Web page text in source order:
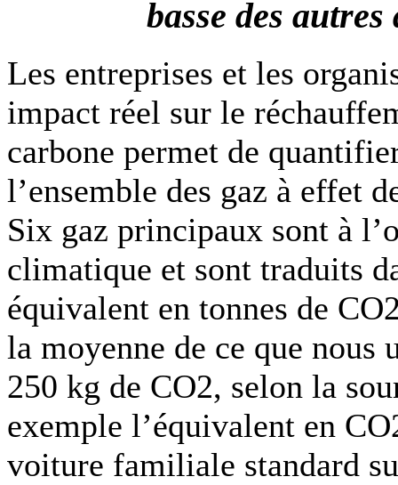
basse des
Les entreprises et les
impact réel sur le
carbone permet de
l’ensemble des gaz à effet
Six gaz principaux sont à
climatique et sont traduits
équivalent en tonnes de
la moyenne de ce que nous
250 kg de CO2, selon la
exemple l’équivalent en
voiture familiale standard